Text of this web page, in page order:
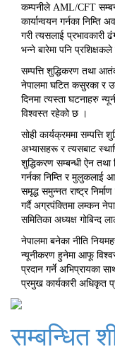
कम्पनीले AML/CFT
कार्यान्वयन गर्नका निम्ति
गरी त्यसलाई प्रभावकारी
भन्ने बारेमा पनि
सम्पत्ति शुद्धिकरण तथा
नेपालमा घटित कसुरका र
दिनमा त्यस्ता घटनाहरु
विश्वस्त रहेको छ ।
सोही कार्यक्रममा सम्पत्ति
अभ्यासहरू र त्यसबाट
शुद्धिकरण सम्बन्धी ऐन तथा
गर्नका निम्ति र मुलुकलाई
समृद्ध समुन्नत राष्ट्र
गर्दै अग्रपंक्तिमा लम्कन
समितिका अध्यक्ष गोबिन्द
नेपालमा बनेका नीति
न्यूनीकरण हुनेमा आफू
प्रदान गर्ने अभिप्रायका
प्रमुख कार्यकारी अधिकृत
सम्बन्धित